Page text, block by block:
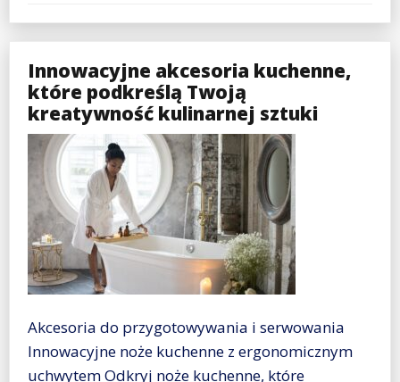
Innowacyjne akcesoria kuchenne,
które podkreślą Twoją
kreatywność kulinarnej sztuki
Akcesoria do przygotowywania i serwowania
Innowacyjne noże kuchenne z ergonomicznym
uchwytem Odkryj noże kuchenne, które